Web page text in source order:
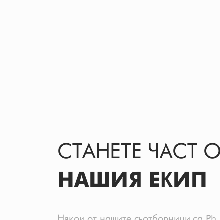
СТАНЕТЕ ЧАСТ
НАШИЯ ЕКИП